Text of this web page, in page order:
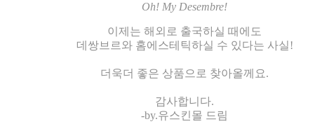
Oh! My Desembre!
이제는 해외로 출국하실 때에도
데쌍브르와 홈에스테틱하실 수 있다는 사실!
더욱더 좋은 상품으로 찾아올께요.
감사합니다.
-by.유스킨몰 드림